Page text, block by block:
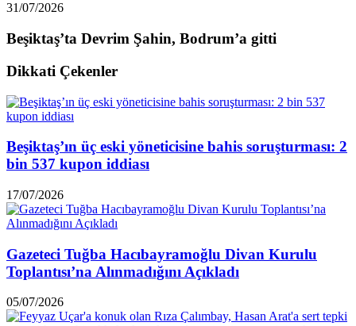
31/07/2026
Beşiktaş’ta Devrim Şahin, Bodrum’a gitti
Dikkati Çekenler
Beşiktaş’ın üç eski yöneticisine bahis soruşturması: 2
bin 537 kupon iddiası
17/07/2026
Gazeteci Tuğba Hacıbayramoğlu Divan Kurulu
Toplantısı’na Alınmadığını Açıkladı
05/07/2026